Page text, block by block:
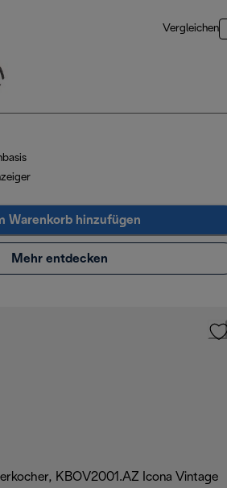
Vergleichen
Warenkorb hinzufügen
Mehr entdecken